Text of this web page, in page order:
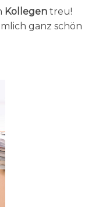
Kollegen treu!
ganz schön